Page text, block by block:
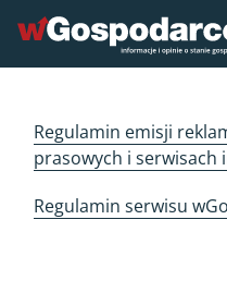
Regulamin emisji
prasowych i serwisach
Regulamin serwisu